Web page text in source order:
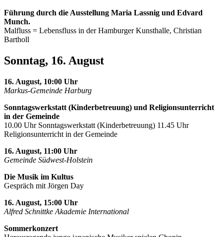
Führung durch die Ausstellung Maria Lassnig und Edvard
Munch.
Malfluss = Lebensfluss in der Hamburger Kunsthalle, Christian
Bartholl
Sonntag, 16. August
16. August, 10:00 Uhr
Markus-Gemeinde Harburg
Sonntagswerkstatt (Kinderbetreuung) und Religionsunterricht
in der Gemeinde
10.00 Uhr Sonntagswerkstatt (Kinderbetreuung) 11.45 Uhr
Religionsunterricht in der Gemeinde
16. August, 11:00 Uhr
Gemeinde Südwest-Holstein
Die Musik im Kultus
Gespräch mit Jörgen Day
16. August, 15:00 Uhr
Alfred Schnittke Akademie International
Sommerkonzert